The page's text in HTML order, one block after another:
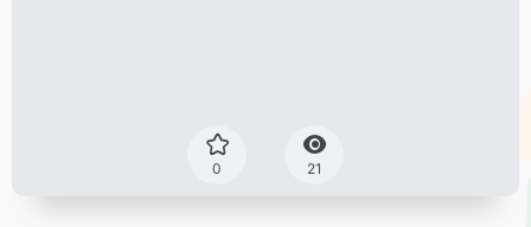
0 21